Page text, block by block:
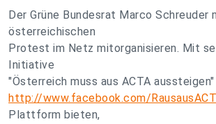
Der Grüne Bundesrat Marco Schreuder
österreichischen
Protest im Netz mitorganisieren. Mit
Initiative
"Österreich muss aus ACTA
http://www.facebook.com/
Plattform bieten,